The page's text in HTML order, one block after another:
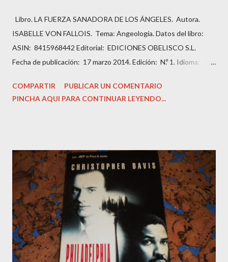
Libro. LA FUERZA SANADORA DE LOS ÁNGELES. Autora.
ISABELLE VON FALLOIS. Tema: Angeología. Datos del libro:
ASIN: ‎ 8415968442 Editorial: ‎ EDICIONES OBELISCO S.L.
Fecha de publicación: ‎ 17 marzo 2014. Edición: ‎ N.º 1. Idioma: ‎
978-8415968443 Peso del producto: ‎ 499 g Dimensiones: ‎
14.99 x 2.54 x 22.86 cm Estado del libro: Muy bueno, como
romper con una pauta antigua y programar otra más positiva se
necesita un período de tiempo comprendido entre 21 y 28 días.
A partir de entonces, se forman en el cerebro nuevas vías
neuronales, y, por ende, otras creencias positivas que nos
ayudan a alcanzar nuestros sueños. En tu recorrido personal a
través de este proceso de 28 días, dejarás atrás antiguas ideas y
actitudes t...
COMPARTIR
PUBLICAR UN COMENTARIO
PINCHA AQUI PARA CONTINUAR LEYENDO...